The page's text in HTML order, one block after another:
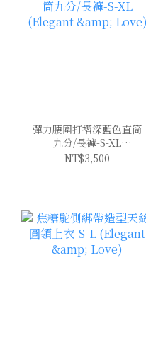
彈力腰圍打褶深藍色直筒
九分/長褲-S-XL
(Elegant & Love)
NT$3,500